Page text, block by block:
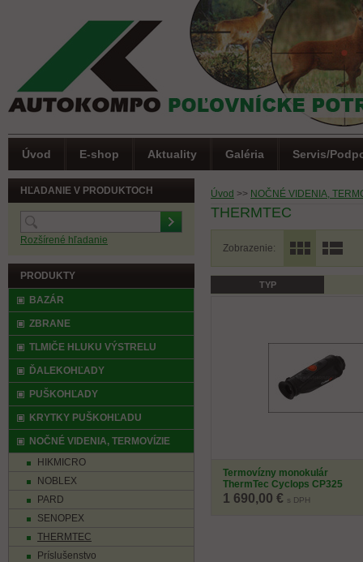
Úvod >> NOČNÉ VIDENIA,
THERMTEC
Zobrazenie:
TYPLetná akcia
Termovízny monokulár
ThermTec Cyclops CP325
1 690,00 € s DPH
HĽADANIE V PRODUKTOCH
Rozšírené hľadanie
PRODUKTY
BAZÁR
ZBRANE
TLMIČE HLUKU VÝSTRELU
ĎALEKOHĽADY
PUŠKOHĽADY
KRYTKY PUŠKOHĽADU
NOČNÉ VIDENIA, TERMOVÍZIE
HIKMICRO
NOBLEX
PARD
SENOPEX
THERMTEC
Príslušenstvo
Úvod E-shop Aktuality Galéria Servis/